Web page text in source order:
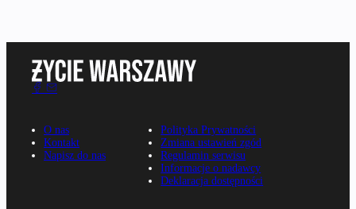
O nas
Kontakt
Napisz do nas
Polityka Prywatności
Zmiana ustawień zgód
Regulamin serwisu
Informacje o nadawcy
Deklaracja dostępności